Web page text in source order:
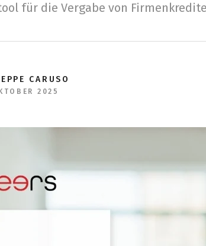
für die Vergabe von
CARUSO
2025